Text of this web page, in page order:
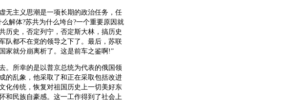
主义思潮是一项长期的政治任务，任
解体?苏共为什么垮台?一个重要原因就
历史，否定列宁，否定斯大林，搞历史
队都不在党的领导之下了。最后，苏联
家就分崩离析了。这是前车之鉴啊!”
所幸的是以普京总统为代表的俄国领
的乱象，他采取了和正在采取包括改进
化传统，恢复对祖国历史上一切美好东
和民族自豪感。这一工作得到了社会上